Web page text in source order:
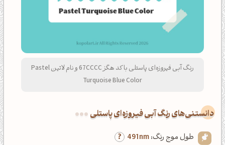
رنگ آبی فیروزه‌ای پاستلی با کد هگز 67CCCC و نام لاتین Pastel
Turquoise Blue Color
دانستنی‌های رنگ آبی فیروزه‌ای پاستلی
طول موج رنگ:491nm